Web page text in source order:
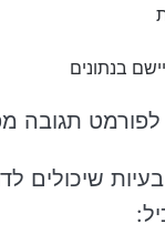
בנתונים
תגובה
שיכולים